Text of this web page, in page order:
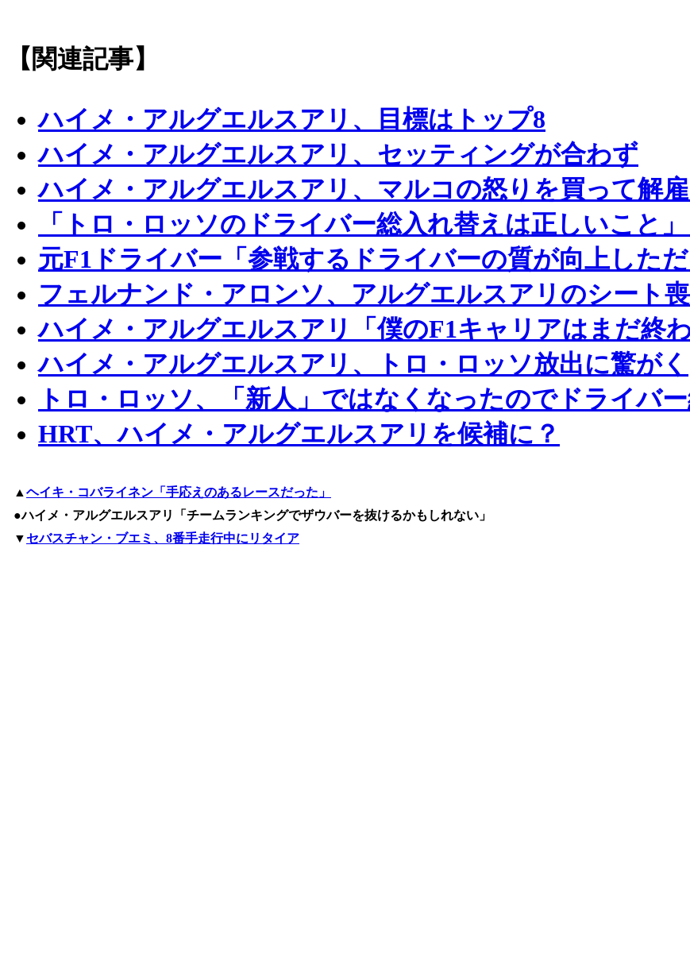
【関連記事】
ハイメ・アルグエルスアリ、目標はトップ8
ハイメ・アルグエルスアリ、セッティングが合わず
ハイメ・アルグエルスアリ、マルコの怒りを買って解雇
「トロ・ロッソのドライバー総入れ替えは正しいこと
元F1ドライバー「参戦するドライバーの質が向上しただ
フェルナンド・アロンソ、アルグエルスアリのシート
ハイメ・アルグエルスアリ「僕のF1キャリアはまだ終わ
ハイメ・アルグエルスアリ、トロ・ロッソ放出に驚がく
トロ・ロッソ、「新人」ではなくなったのでドライバ
HRT、ハイメ・アルグエルスアリを候補に？
▲ ヘイキ・コバライネン「手応えのあるレースだった」
●ハイメ・アルグエルスアリ「チームランキングでザウバーを抜けるかもしれない」
▼ セバスチャン・ブエミ、8番手走行中にリタイア